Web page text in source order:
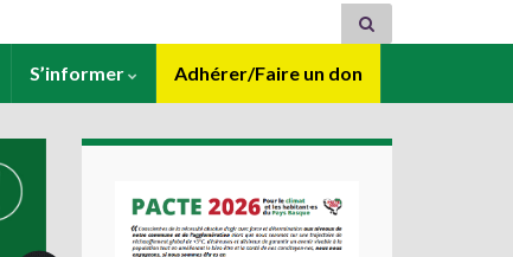
S’informer Adhérer/Faire un don